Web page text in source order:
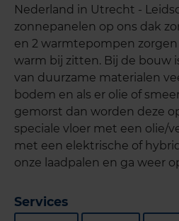
Nederland in Utrecht -
zonnepanelen op ons dak
en 2 warmtepompen
warm bij zitten. Bij de bouw
van duurzame materialen
bodem en als er olie of
gemorst dan worden deze
speciale vloer met een olie/
met een elektrische of
onze laadpalen en ga weer
Services